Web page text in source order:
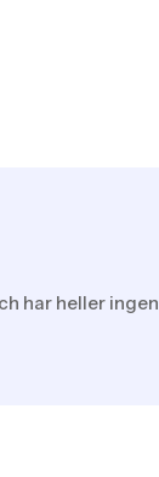
har heller ingen